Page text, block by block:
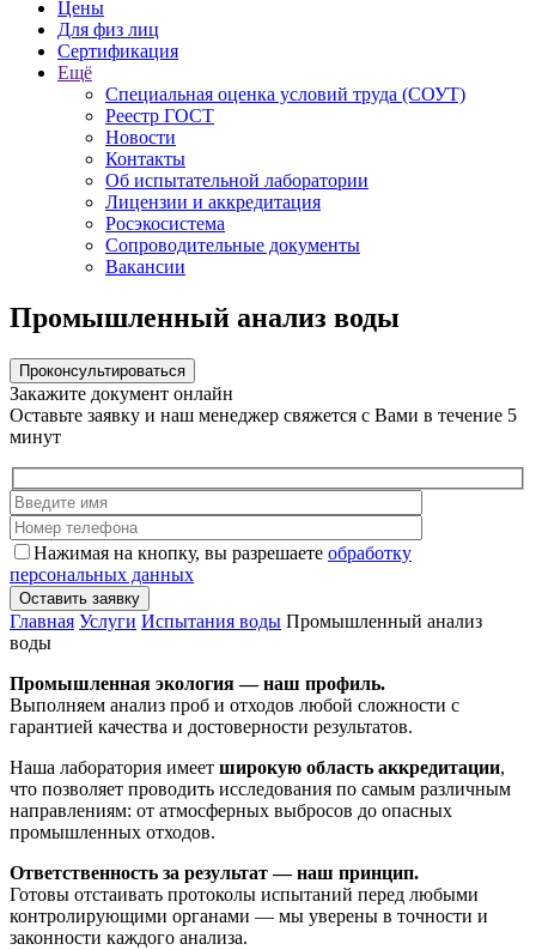
Цены
Для физ лиц
Сертификация
Ещё
Специальная оценка условий труда (СОУТ)
Реестр ГОСТ
Новости
Контакты
Об испытательной лаборатории
Лицензии и аккредитация
Росэкосистема
Сопроводительные документы
Вакансии
Промышленный анализ воды
Проконсультироваться
Закажите документ онлайн
Оставьте заявку и наш менеджер свяжется с Вами в течение 5
минут
Нажимая на кнопку, вы разрешаете обработку
персональных данных
Главная Услуги Испытания воды Промышленный анализ
воды
Промышленная экология —наш профиль.
Выполняем анализ проб и отходов любой сложности с
гарантией качества и достоверности результатов.
Наша лаборатория имеет широкую область аккредитации,
что позволяет проводить исследования по самым различным
направлениям: от атмосферных выбросов до опасных
промышленных отходов.
Ответственность за результат —наш принцип.
Готовы отстаивать протоколы испытаний перед любыми
контролирующими органами — мы уверены в точности и
законности каждого анализа.